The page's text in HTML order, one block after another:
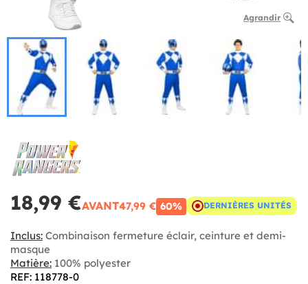
Agrandir
18,99 €AVANT47,99 € 60% DERNIÈRES UNITÉS
Inclus: Combinaison fermeture éclair, ceinture et demi-
masque
Matière: 100% polyester
REF: 118778-0